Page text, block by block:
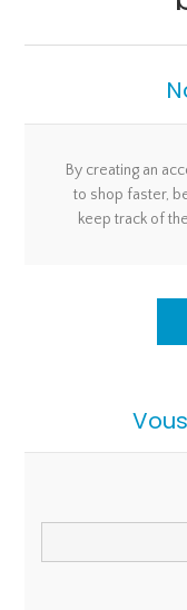
By creating an
to shop faster,
keep track of